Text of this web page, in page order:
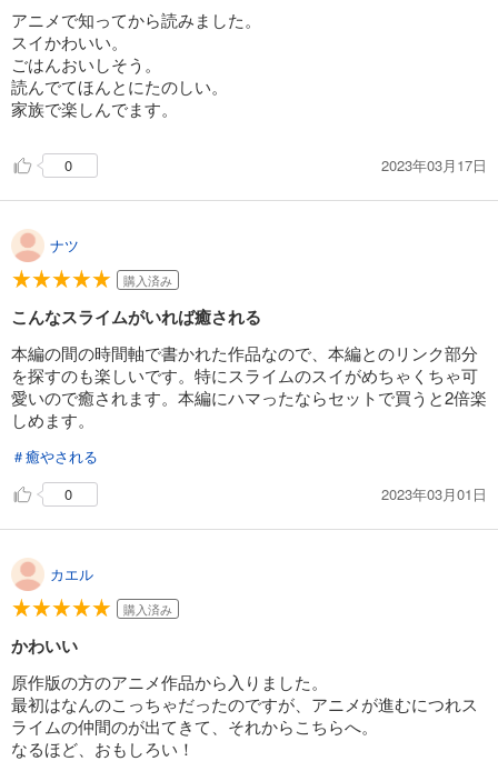
アニメで知ってから読みました。
スイかわいい。
ごはんおいしそう。
読んでてほんとにたのしい。
家族で楽しんでます。
0 2023年03月17日
ナツ
購入済み
こんなスライムがいれば癒される
本編の間の時間軸で書かれた作品なので、本編とのリンク部分
を探すのも楽しいです。特にスライムのスイがめちゃくちゃ可
愛いので癒されます。本編にハマったならセットで買うと2倍楽
しめます。
＃癒やされる
0
2023年03月01日
カエル
購入済み
かわいい
原作版の方のアニメ作品から入りました。
最初はなんのこっちゃだったのですが、アニメが進むにつれス
ライムの仲間のが出てきて、それからこちらへ。
なるほど、おもしろい！